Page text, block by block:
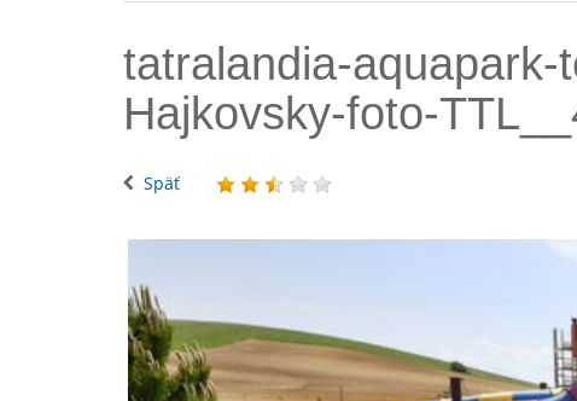
tatralandia-
Hajkovsky-foto-
Späť